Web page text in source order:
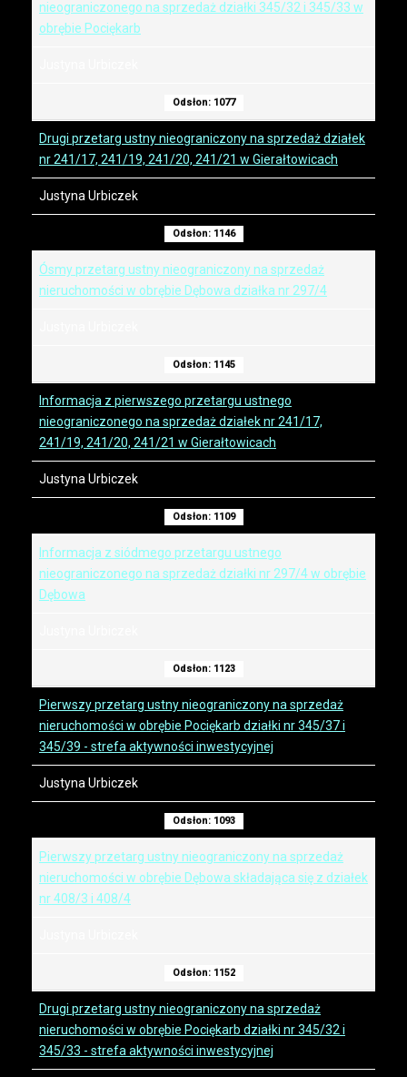
nieograniczonego na sprzedaż działki 345/32 i 345/33 w
obrębie Pociękarb
Odsłon: 1077
Drugi przetarg ustny nieograniczony na sprzedaż działek
nr 241/17, 241/19, 241/20, 241/21 w Gierałtowicach
Justyna Urbiczek
Odsłon: 1146
Ósmy przetarg ustny nieograniczony na sprzedaż
nieruchomości w obrębie Dębowa działka nr 297/4
Odsłon: 1145
Informacja z pierwszego przetargu ustnego
nieograniczonego na sprzedaż działek nr 241/17,
241/19, 241/20, 241/21 w Gierałtowicach
Justyna Urbiczek
Odsłon: 1109
Informacja z siódmego przetargu ustnego
nieograniczonego na sprzedaż działki nr 297/4 w obrębie
Dębowa
Odsłon: 1123
Pierwszy przetarg ustny nieograniczony na sprzedaż
nieruchomości w obrębie Pociękarb działki nr 345/37 i
345/39 - strefa aktywności inwestycyjnej
Justyna Urbiczek
Odsłon: 1093
Pierwszy przetarg ustny nieograniczony na sprzedaż
nieruchomości w obrębie Dębowa składająca się z działek
nr 408/3 i 408/4
Odsłon: 1152
Drugi przetarg ustny nieograniczony na sprzedaż
nieruchomości w obrębie Pociękarb działki nr 345/32 i
345/33 - strefa aktywności inwestycyjnej